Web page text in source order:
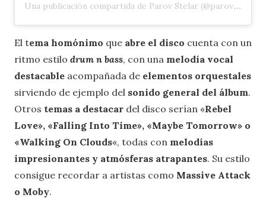
Una publicación compartida de Parov Stelar (@parovstelarofficial)
El tema homónimo que abre el disco cuenta con un
ritmo estilo drum n bass, con una melodía vocal
destacable acompañada de elementos orquestales
sirviendo de ejemplo del sonido general del álbum.
Otros temas a destacar del disco serían «Rebel
Love», «Falling Into Time», «Maybe Tomorrow» o
«Walking On Clouds«, todas con melodías
impresionantes y atmósferas atrapantes. Su estilo
consigue recordar a artistas como Massive Attack
o Moby.